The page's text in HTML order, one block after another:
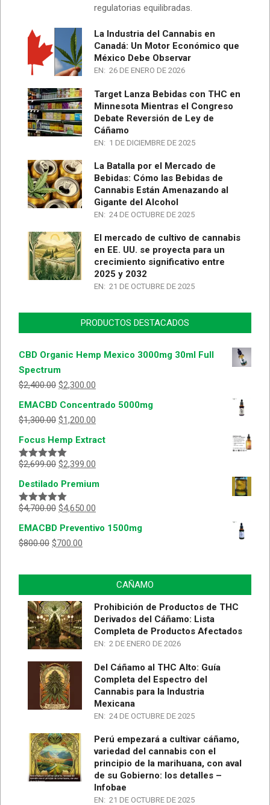
regulatorias equilibradas.
La Industria del Cannabis en
Canadá: Un Motor Económico que
México Debe Observar
EN: 26 DE ENERO DE 2026
Target Lanza Bebidas con THC en
Minnesota Mientras el Congreso
Debate Reversión de Ley de
Cáñamo
EN: 1 DE DICIEMBRE DE 2025
La Batalla por el Mercado de
Bebidas: Cómo las Bebidas de
Cannabis Están Amenazando al
Gigante del Alcohol
EN: 24 DE OCTUBRE DE 2025
El mercado de cultivo de cannabis
en EE. UU. se proyecta para un
crecimiento significativo entre
2025 y 2032
EN: 21 DE OCTUBRE DE 2025
PRODUCTOS DESTACADOS
CBD Organic Hemp Mexico 3000mg 30ml Full
Spectrum
$2,400.00 $2,300.00
EMACBD Concentrado 5000mg
$1,300.00 $1,200.00
Focus Hemp Extract
Valorado
5
$2,699.00 $2,399.00
Destilado Premium
Valorado
5
$4,700.00 $4,650.00
EMACBD Preventivo 1500mg
$800.00 $700.00
CAÑAMO
Prohibición de Productos de THC
Derivados del Cáñamo: Lista
Completa de Productos Afectados
EN: 2 DE ENERO DE 2026
Del Cáñamo al THC Alto: Guía
Completa del Espectro del
Cannabis para la Industria
Mexicana
EN: 24 DE OCTUBRE DE 2025
Perú empezará a cultivar cáñamo,
variedad del cannabis con el
principio de la marihuana, con aval
de su Gobierno: los detalles –
Infobae
EN: 21 DE OCTUBRE DE 2025